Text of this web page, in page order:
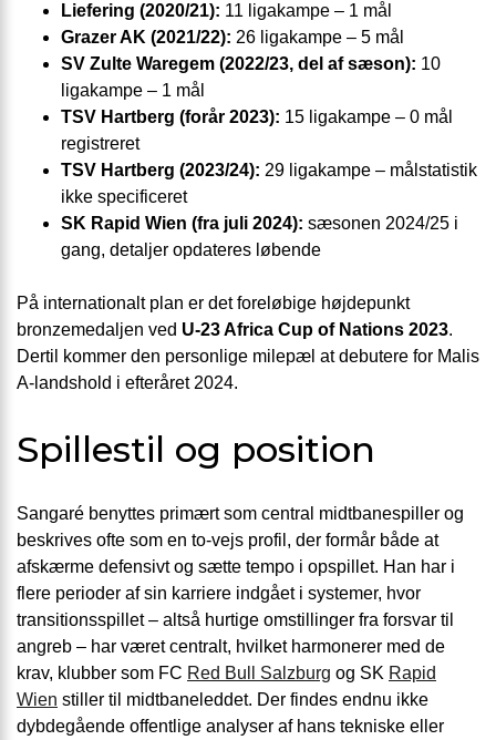
Liefering (2020/21): 11 ligakampe – 1 mål
Grazer AK (2021/22): 26 ligakampe – 5 mål
SV Zulte Waregem (2022/23, del af sæson): 10
ligakampe – 1 mål
TSV Hartberg (forår 2023): 15 ligakampe – 0 mål
registreret
TSV Hartberg (2023/24): 29 ligakampe – målstatistik
ikke specificeret
SK Rapid Wien (fra juli 2024): sæsonen 2024/25 i
gang, detaljer opdateres løbende
På internationalt plan er det foreløbige højdepunkt
bronzemedaljen ved U-23 Africa Cup of Nations 2023.
Dertil kommer den personlige milepæl at debutere for Malis
A-landshold i efteråret 2024.
Spillestil og position
Sangaré benyttes primært som central midtbanespiller og
beskrives ofte som en to-vejs profil, der formår både at
afskærme defensivt og sætte tempo i opspillet. Han har i
flere perioder af sin karriere indgået i systemer, hvor
transitionsspillet – altså hurtige omstillinger fra forsvar til
angreb – har været centralt, hvilket harmonerer med de
krav, klubber som FC Red Bull Salzburg og SK Rapid
Wien stiller til midtbaneleddet. Der findes endnu ikke
dybdegående offentlige analyser af hans tekniske eller